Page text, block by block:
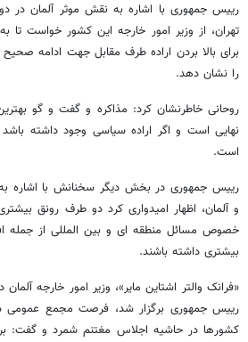
رییس جمهوری با اشاره به نقش موثر آلمان در
برای بالا بردن اراده طرف مقابل جهت ادامه
را نشان دهد.
روحانی خاطرنشان کرد: مذاکره و گفت و گو
نهایی است و اگر اراده سیاسی وجود داشته باشد
است.
رییس جمهوری در بخش دیگر سخنانش با اشاره به
و آلمان، اظهار امیدواری کرد دو طرف رونق
خصوص مسائل منطقه ای و بین المللی از جمله
بیشتری داشته باشند.
«فرانک والتر اشتاین مایر»، وزیر امور خارجه
رییس جمهوری برگزار شد، فرصت مجمع عمومی
کشورها در حاشیه اجلاس مغتنم شمرد و گفت: